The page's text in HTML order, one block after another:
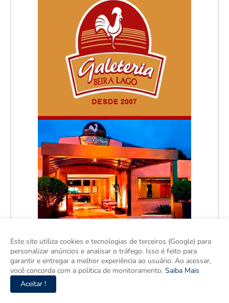
Este site utiliza cookies e tecnologias de terceiros (Google) para
personalizar anúncios e analisar o tráfego. Isso é feito para
garantir e entregar a melhor experiência ao usuário. Ao acessar,
você concorda com a política de monitoramento. Saiba Mais
Aceitar !